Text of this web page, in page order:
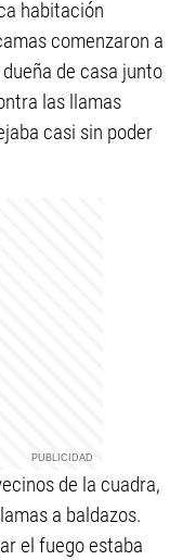
habitación
comenzaron a
de casa junto
las llamas
casi sin poder
de la cuadra,
a baldazos.
el fuego estaba